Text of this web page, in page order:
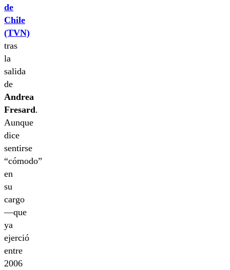
de
Chile
(TVN)
tras
la
salida
de
Andrea
Fresard.
Aunque
dice
sentirse
“cómodo”
en
su
cargo
―que
ya
ejerció
entre
2006